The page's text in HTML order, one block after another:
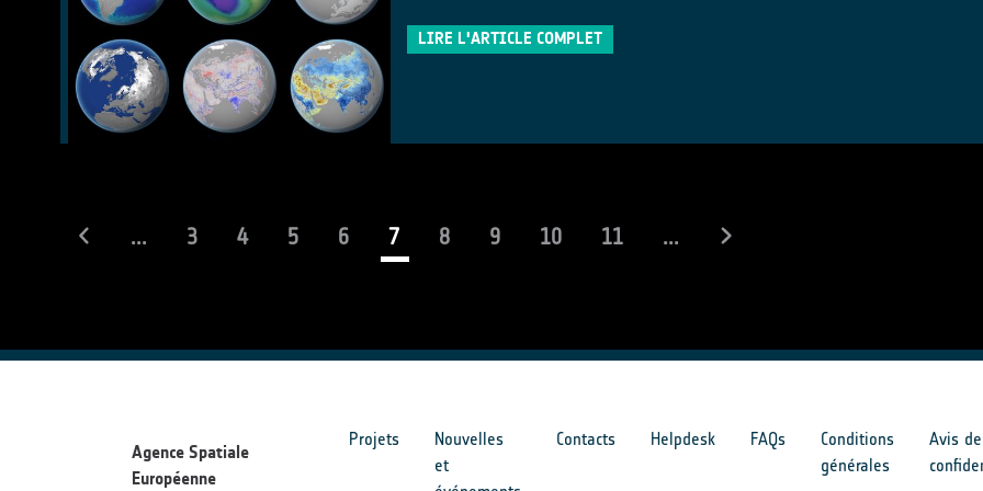
LIRE L'ARTICLE COMPLET
... 3 4 5 6 7(current)
8 9 10 11 ...
Agence Spatiale
Européenne
Projets
Nouvelles
et
Contacts Helpdesk FAQs
Conditions
générales
Avis de